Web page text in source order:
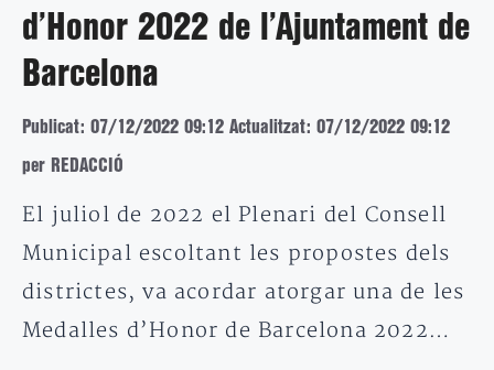
d’Honor 2022 de l’Ajuntament de
Barcelona
Publicat: 07/12/2022 09:12 Actualitzat: 07/12/2022 09:12
per REDACCIÓ
El juliol de 2022 el Plenari del Consell
Municipal escoltant les propostes dels
districtes, va acordar atorgar una de les
Medalles d’Honor de Barcelona 2022…